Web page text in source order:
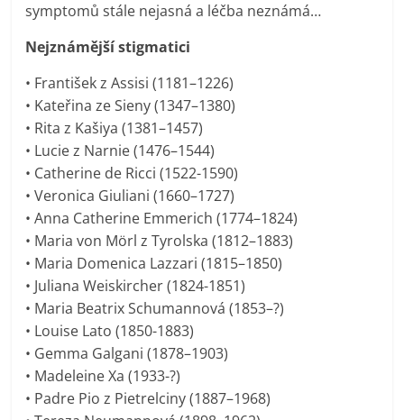
symptomů stále nejasná a léčba neznámá…
Nejznámější stigmatici
• František z Assisi (1181–1226)
• Kateřina ze Sieny (1347–1380)
• Rita z Kašiya (1381–1457)
• Lucie z Narnie (1476–1544)
• Catherine de Ricci (1522-1590)
• Veronica Giuliani (1660–1727)
• Anna Catherine Emmerich (1774–1824)
• Maria von Mörl z Tyrolska (1812–1883)
• Maria Domenica Lazzari (1815–1850)
• Juliana Weiskircher (1824-1851)
• Maria Beatrix Schumannová (1853–?)
• Louise Lato (1850-1883)
• Gemma Galgani (1878–1903)
• Madeleine Xa (1933-?)
• Padre Pio z Pietrelciny (1887–1968)